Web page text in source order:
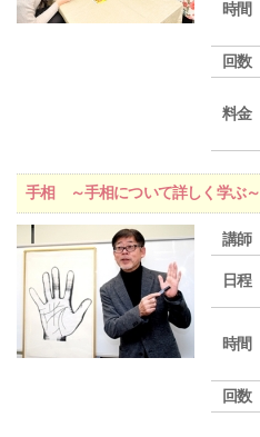
時間
回数
料金
手相 ～手相について詳しく学ぶ～
講師
日程
時間
回数